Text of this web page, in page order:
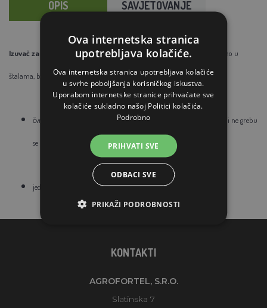
OPIS SAVJETOVANJE
Izuvač za jahaće i druge čizme, za jednostavno skidanje čizama ne samo u
štalama, bez saginjanja i prljanja ruku
čvrsta plastika sa zaštitnim i protukliznim rubom, cipele ne klize i ne grebu
se
jednom nogom se stane na izuvač, a drugom nogom se izuvamo
KONTAKTI
AGROFORTEL, S.R.O.
Slatinska 7
Ova internetska stranica
upotrebljava kolačiće.
Ova internetska stranica upotrebljava kolačiće
u svrhe poboljšanja korisničkog iskustva.
Uporabom internetske stranice prihvaćate sve
kolačiće sukladno našoj Politici kolačića.
Podrobno
PRIHVATI SVE
ODBACI SVE
PRIKAŽI PODROBNOSTI